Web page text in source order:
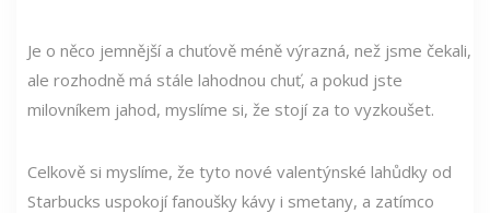
Je o něco jemnější a chuťově méně výrazná, než jsme čekali,
ale rozhodně má stále lahodnou chuť, a pokud jste
milovníkem jahod, myslíme si, že stojí za to vyzkoušet.
Celkově si myslíme, že tyto nové valentýnské lahůdky od
Starbucks uspokojí fanoušky kávy i smetany, a zatímco